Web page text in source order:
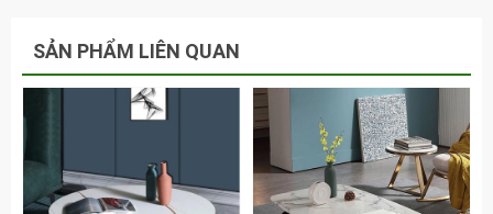
chất liệu
Chú ý: Giá chưa bao gồm VAT
SẢN PHẨM LIÊN QUAN